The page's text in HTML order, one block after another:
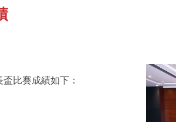
比賽成績如下：